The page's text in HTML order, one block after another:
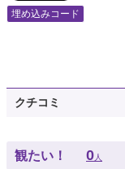
埋め込みコード
クチコミ
観たい！ 0人